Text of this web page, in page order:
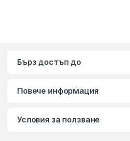
Бърз достъп до
Повече информация
Условия за ползване